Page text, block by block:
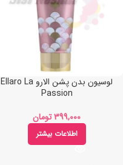
لوسیون بدن پشن الارو Ellaro La
Passion
تومان
اطلاعات بیشتر